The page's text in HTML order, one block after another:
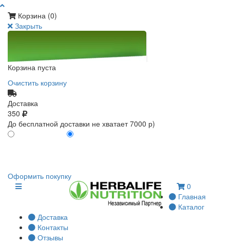
Корзина (0)
Закрыть
Корзина пуста
Очистить корзину
Доставка
350
До бесплатной доставки не хватает 7000 р)
Оформить покупку
0
Главная
Каталог
Доставка
Контакты
Отзывы